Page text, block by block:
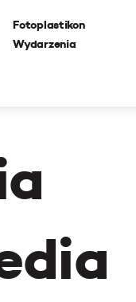
Fotoplastikon
Wydarzenia